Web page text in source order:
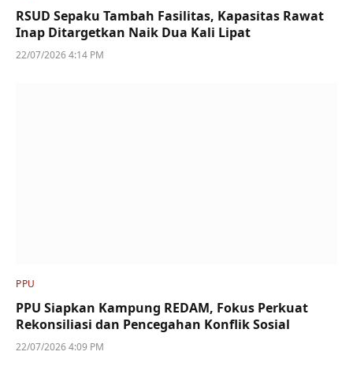
RSUD Sepaku Tambah Fasilitas, Kapasitas Rawat
Inap Ditargetkan Naik Dua Kali Lipat
22/07/2026 4:14 PM
PPU
PPU Siapkan Kampung REDAM, Fokus Perkuat
Rekonsiliasi dan Pencegahan Konflik Sosial
22/07/2026 4:09 PM